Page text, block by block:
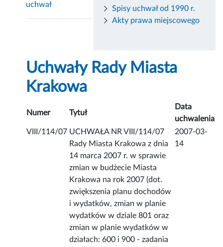
Spisy uchwał od 1990 r.
Akty prawa miejscowego
uchwał
Uchwały Rady Miasta
Krakowa
Numer Tytuł
Data
uchwalenia
VIII/114/07 UCHWAŁA NR VIII/114/07
Rady Miasta Krakowa z dnia
14 marca 2007 r. w sprawie
zmian w budżecie Miasta
Krakowa na rok 2007 (dot.
zwiększenia planu dochodów
i wydatków, zmian w planie
wydatków w dziale 801 oraz
zmian w planie wydatków w
działach: 600 i 900 - zadania
2007-03-
14